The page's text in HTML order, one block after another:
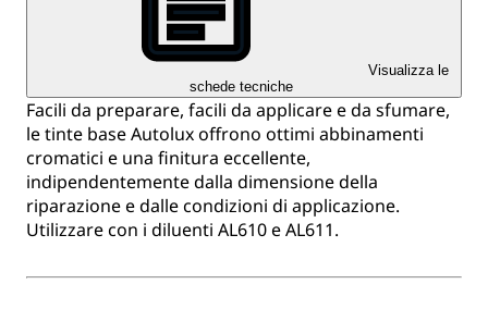
Visualizza le
schede tecniche
Facili da preparare, facili da applicare e da sfumare,
le tinte base Autolux offrono ottimi abbinamenti
cromatici e una finitura eccellente,
indipendentemente dalla dimensione della
riparazione e dalle condizioni di applicazione.
Utilizzare con i diluenti AL610 e AL611.